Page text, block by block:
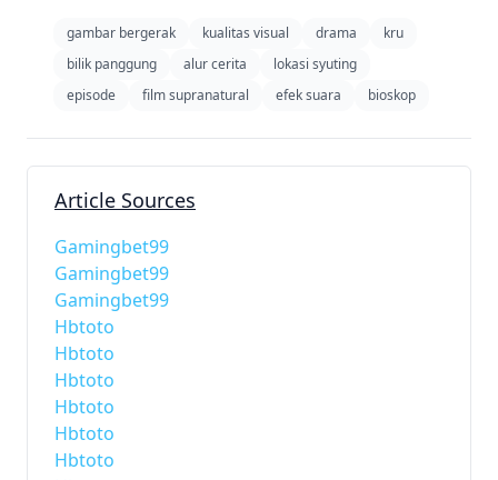
gambar bergerak kualitas visual drama
kru
bilik panggung
alur cerita
lokasi syuting
episode
film supranatural efek suara bioskop
Article Sources
Gamingbet99
Gamingbet99
Gamingbet99
Hbtoto
Hbtoto
Hbtoto
Hbtoto
Hbtoto
Hbtoto